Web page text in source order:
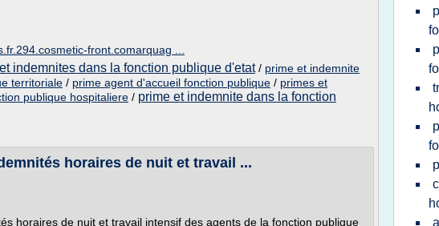
front.comarquag ...
indemnites dans la fonction publique d'etat/ prime et indemnite
territoriale / prime agent d'accueil fonction publique / primes et
publique hospitaliere / prime et indemnite dans la fonction
horaires de nuit et travail ...
horaires de nuit et travail intensif des agents de la fonction publique